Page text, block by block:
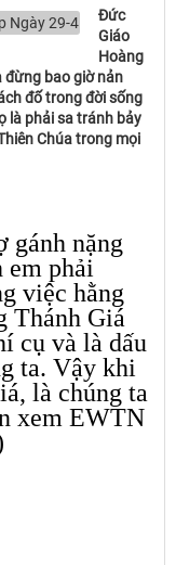
Ðức
Giáo
Hoàng
đừng bao giờ nản
đố trong đời sống
là phải sa tránh bảy
Chúa trong mọi
gánh nặng
em phải
việc hằng
Thánh Giá
cụ và là dấu
ta. Vậy khi
là chúng ta
xem EWTN